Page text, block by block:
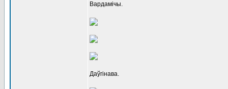
Вардамічы.
Даўгінава.